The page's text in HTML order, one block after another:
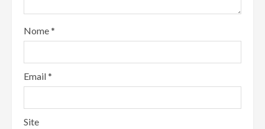
Nome*
Email*
Site